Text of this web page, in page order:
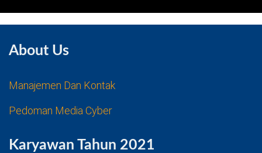
About Us
Manajemen Dan Kontak
Pedoman Media Cyber
Karyawan Tahun 2021